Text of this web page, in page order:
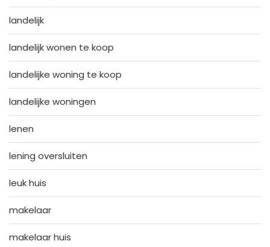
landelijk
landelijk wonen te koop
landelijke woning te koop
landelijke woningen
lenen
lening oversluiten
leuk huis
makelaar
makelaar huis